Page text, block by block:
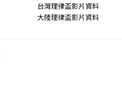
台灣理律盃影片資料
大陸理律盃影片資料